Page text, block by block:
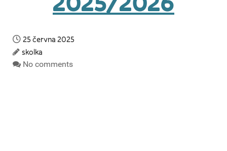
25 června 2025
skolka
No comments